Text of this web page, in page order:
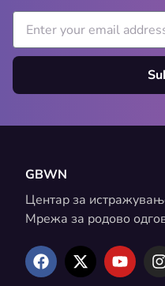
GBWN
Центар за
Мрежа за родово